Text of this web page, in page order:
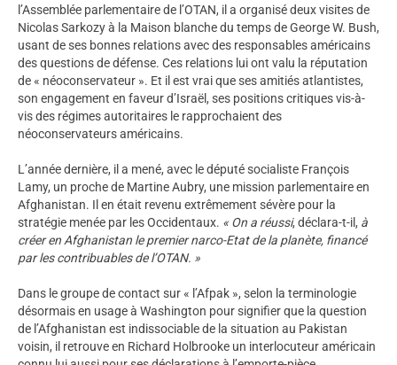
l’Assemblée parlementaire de l’OTAN, il a organisé deux visites de
Nicolas Sarkozy à la Maison blanche du temps de George W. Bush,
usant de ses bonnes relations avec des responsables américains
des questions de défense. Ces relations lui ont valu la réputation
de « néoconservateur ». Et il est vrai que ses amitiés atlantistes,
son engagement en faveur d’Israël, ses positions critiques vis-à-
vis des régimes autoritaires le rapprochaient des
néoconservateurs américains.
L’année dernière, il a mené, avec le député socialiste François
Lamy, un proche de Martine Aubry, une mission parlementaire en
Afghanistan. Il en était revenu extrêmement sévère pour la
stratégie menée par les Occidentaux. « On a réussi, déclara-t-il, à
créer en Afghanistan le premier narco-Etat de la planète, financé
par les contribuables de l’OTAN. »
Dans le groupe de contact sur « l’Afpak », selon la terminologie
désormais en usage à Washington pour signifier que la question
de l’Afghanistan est indissociable de la situation au Pakistan
voisin, il retrouve en Richard Holbrooke un interlocuteur américain